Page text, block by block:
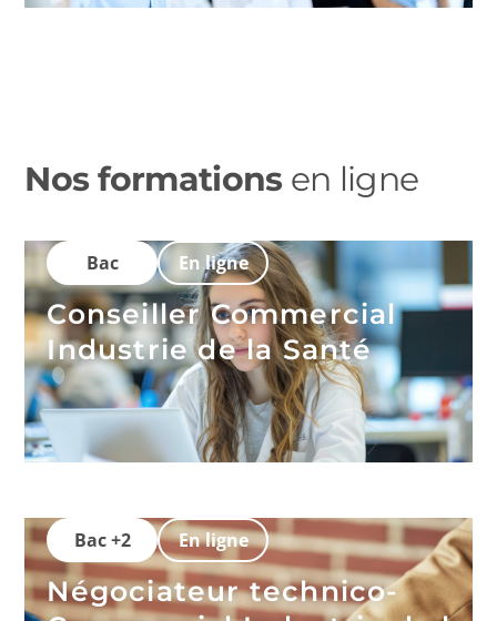
Nos formations en ligne
Bac En ligne
Conseiller Commercial
Industrie de la Santé
Bac +2 En ligne
Négociateur technico-